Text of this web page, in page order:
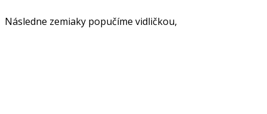
Následne zemiaky popučíme vidličkou,